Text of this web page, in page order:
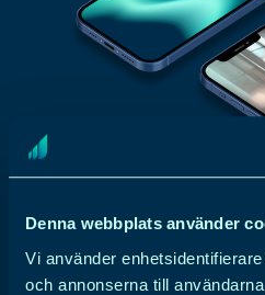
Denna webbplats använder
Vi använder
och annonserna till
En Webbyrå